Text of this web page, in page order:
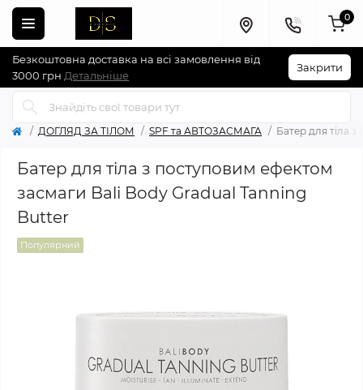
Безкоштовна доставка на всі замовлення від
3000 грн Детальніше
Закрити
0
ДОГЛЯД ЗА ТІЛОМ SPF та АВТОЗАСМАГА Батер для тіла
Батер для тіла з поступовим ефектом
засмаги Bali Body Gradual Tanning
Butter
Популярний